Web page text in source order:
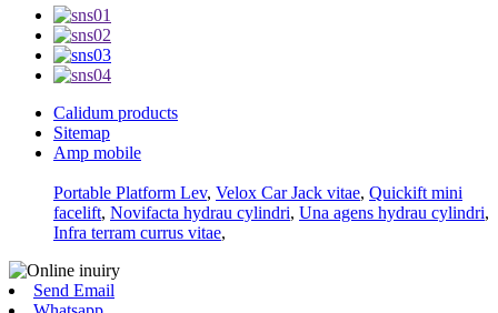
Calidum products
Sitemap
Amp mobile
Portable Platform Lev, Velox Car Jack vitae, Quickift mini
facelift, Novifacta hydrau cylindri, Una agens hydrau cylindri,
Infra terram currus vitae,
Send Email